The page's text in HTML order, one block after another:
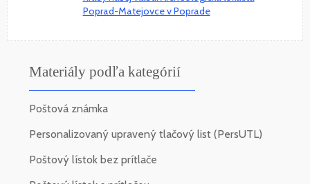
Poprad-Matejovce v Poprade
Materiály podľa kategórií
Poštová známka
Personalizovaný upravený tlačový list (PersUTL)
Poštový lístok bez prítlače